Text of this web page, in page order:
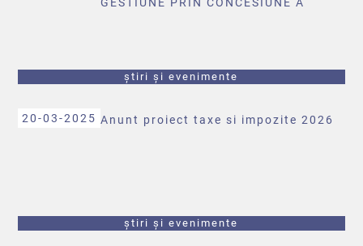
știri și evenimente
20-03-2025 Anunt proiect taxe si impozite 2026
știri și evenimente